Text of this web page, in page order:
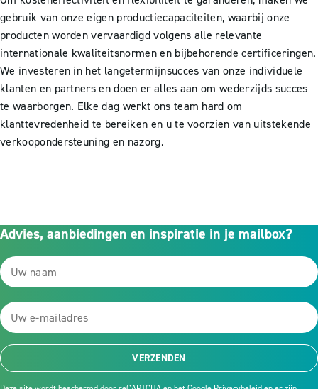
gebruik van onze eigen productiecapaciteiten, waarbij onze
producten worden vervaardigd volgens alle relevante
internationale kwaliteitsnormen en bijbehorende certificeringen.
We investeren in het langetermijnsucces van onze individuele
klanten en partners en doen er alles aan om wederzijds succes
te waarborgen. Elke dag werkt ons team hard om
klanttevredenheid te bereiken en u te voorzien van uitstekende
verkoopondersteuning en nazorg.
Advies, aanbiedingen en inspiratie in je mailbox?
VERZENDEN